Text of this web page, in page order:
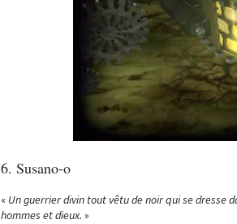
6. Susano-o
« Un guerrier divin tout vêtu de noir qui se dresse
hommes et dieux.»